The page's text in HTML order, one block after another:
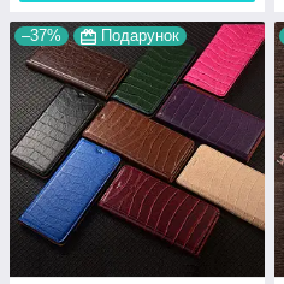
–37% Подарунок